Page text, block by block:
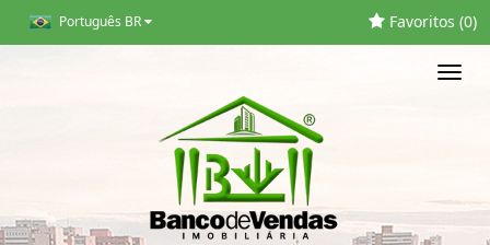
Português BR Favoritos (0)